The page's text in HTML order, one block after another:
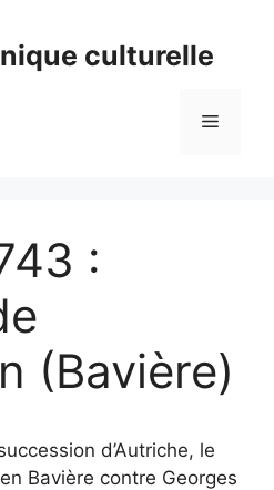
culturelle
Menu
:
(Bavière)
d’Autriche, le
Bavière contre Georges